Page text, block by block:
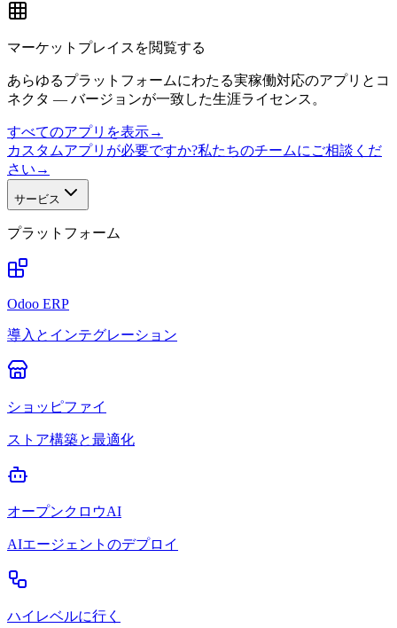
マーケットプレイスを閲覧する
あらゆるプラットフォームにわたる実稼働対応のアプリとコ
ネクタ — バージョンが一致した生涯ライセンス。
すべてのアプリを表示→
カスタムアプリが必要ですか?私たちのチームにご相談くだ
さい →
サービス
プラットフォーム
Odoo ERP
導入とインテグレーション
ショッピファイ
ストア構築と最適化
オープンクロウAI
AIエージェントのデプロイ
ハイレベルに行く